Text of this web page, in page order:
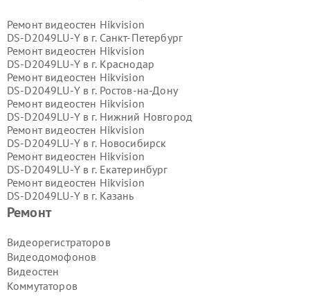
Ремонт
Видеорегистраторов
Видеодомофонов
Видеостен
Коммутаторов
Ремонт видеостен Hikvision
DS‑D2049LU‑Y в г. Санкт-Петербург
Ремонт видеостен Hikvision
DS‑D2049LU‑Y в г. Краснодар
Ремонт видеостен Hikvision
DS‑D2049LU‑Y в г. Ростов-на-Дону
Ремонт видеостен Hikvision
DS‑D2049LU‑Y в г. Нижний Новгород
Ремонт видеостен Hikvision
DS‑D2049LU‑Y в г. Новосибирск
Ремонт видеостен Hikvision
DS‑D2049LU‑Y в г. Екатеринбург
Ремонт видеостен Hikvision
DS‑D2049LU‑Y в г. Казань
Ремонт видеостен Hikvision
Ремонт видеостен Hikvision
DS‑D2049LU‑Y в г.Волгоград
Ремонт видеостен Hikvision
DS‑D2049LU‑Y в г.
Ремонт видеостен Hikvision